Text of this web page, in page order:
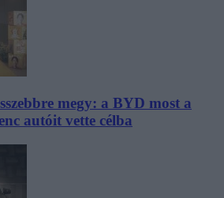
megy: a BYD most a
autóit vette célba